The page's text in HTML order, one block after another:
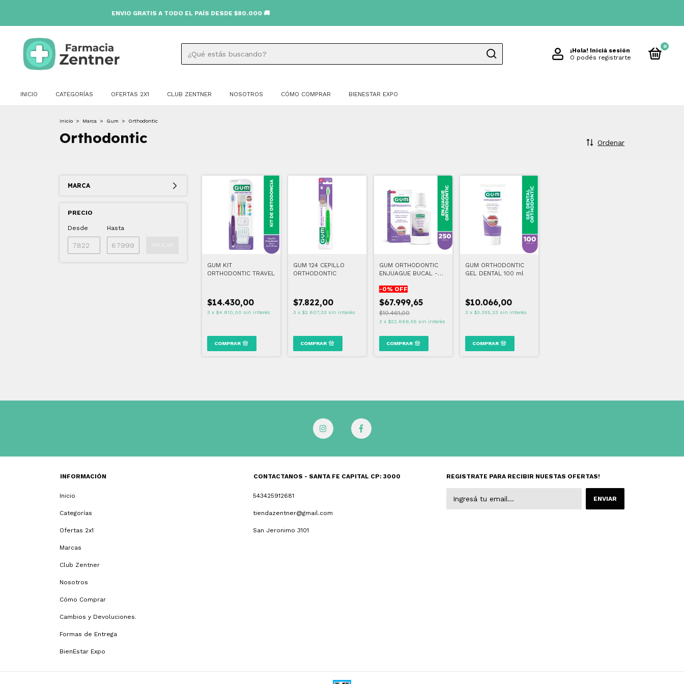
ENVIO GRATIS A TODO EL PAÍS DESDE $80.000 🚚
¡Hola! Iniciá sesión
O podés registrarte
0
INICIO CATEGORÍAS OFERTAS 2X1 CLUB ZENTNER NOSOTROS CÓMO COMPRAR BIENESTAR EXPO
Inicio > Marca > Gum > Orthodontic
Orthodontic Ordenar
MARCA
PRECIO
Desde Hasta
GUM KIT
ORTHODONTIC TRAVEL
$14.430,00
3 x $4.810,00 sin interés
GUM 124 CEPILLO
ORTHODONTIC
$7.822,00
3 x $2.607,33 sin interés
GUM ORTHODONTIC
ENJUAGUE BUCAL -
-0% OFF
$67.999,65
$10.461,00
3 x $22.666,55 sin interés
GUM ORTHODONTIC
GEL DENTAL 100 ml
$10.066,00
3 x $3.355,33 sin interés
INFORMACIÓN
Inicio
Categorías
Ofertas 2x1
Marcas
Club Zentner
Nosotros
Cómo Comprar
Cambios y Devoluciones.
Formas de Entrega
BienEstar Expo
CONTACTANOS - SANTA FE CAPITAL CP: 3000
543425912681
tiendazentner@gmail.com
San Jeronimo 3101
REGISTRATE PARA RECIBIR NUESTAS OFERTAS!